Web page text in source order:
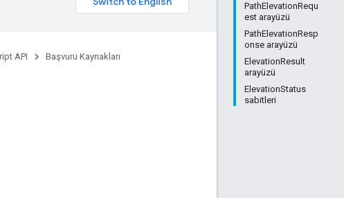
PathElevationRequ
est arayüzü
PathElevationResp
onse arayüzü
ElevationResult
arayüzü
ElevationStatus
sabitleri
API Başvuru Kaynakları